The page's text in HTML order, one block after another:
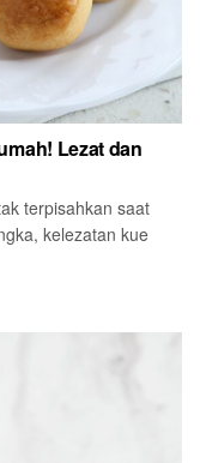
Lezat dan
terpisahkan saat
kelezatan kue